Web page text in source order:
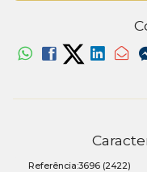
Referência:3696 (2422)